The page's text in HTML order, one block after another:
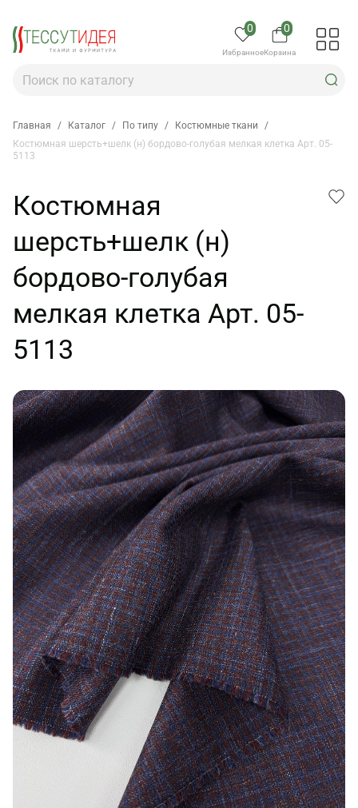
0
Избранное
0
Корзина
Главная / Каталог / По типу / Костюмные ткани
/
Костюмная шерсть+шелк (н) бордово-голубая мелкая клетка Арт. 05-
5113
Костюмная
шерсть+шелк (н)
бордово-голубая
мелкая клетка Арт. 05-
5113